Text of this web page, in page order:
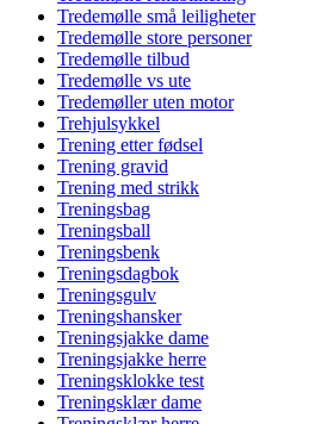
Tredemølle små leiligheter
Tredemølle store personer
Tredemølle tilbud
Tredemølle vs ute
Tredemøller uten motor
Trehjulsykkel
Trening etter fødsel
Trening gravid
Trening med strikk
Treningsbag
Treningsball
Treningsbenk
Treningsdagbok
Treningsgulv
Treningshansker
Treningsjakke dame
Treningsjakke herre
Treningsklokke test
Treningsklær dame